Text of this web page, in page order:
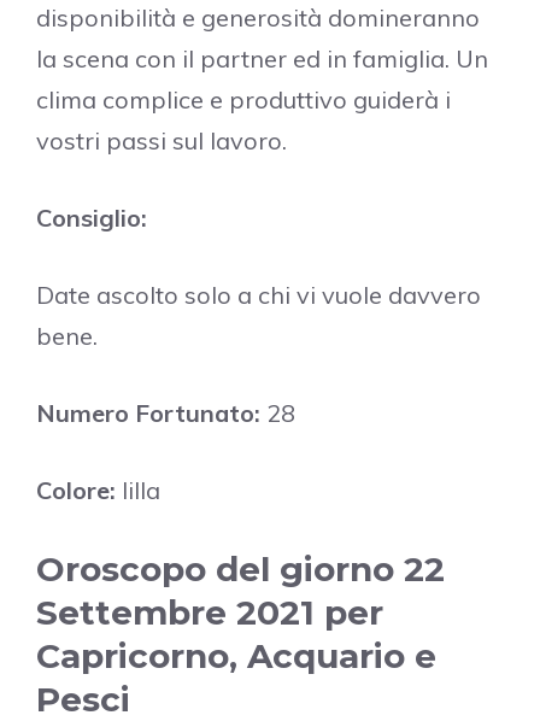
disponibilità e generosità domineranno
la scena con il partner ed in famiglia. Un
clima complice e produttivo guiderà i
vostri passi sul lavoro.
Consiglio:
Date ascolto solo a chi vi vuole davvero
bene.
Numero Fortunato: 28
Colore: lilla
Oroscopo del giorno 22
Settembre 2021 per
Capricorno, Acquario e
Pesci